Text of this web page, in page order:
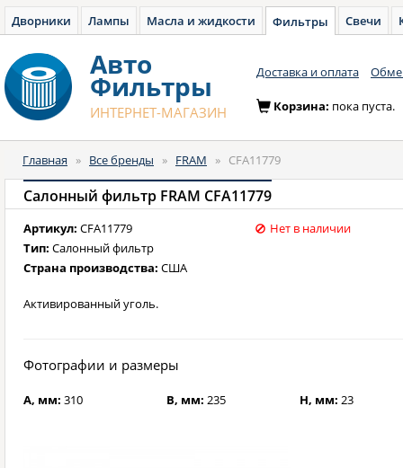
Дворники Лампы Масла и жидкости Фильтры Свечи
Авто
Фильтры
ИНТЕРНЕТ-МАГАЗИН
Доставка и оплата
Корзина: пока пуста.
Главная » Все бренды » FRAM » CFA11779
Салонный фильтр FRAM CFA11779
Артикул: CFA11779
Тип: Салонный фильтр
Страна производства: США
Нет в наличии
Активированный уголь.
Фотографии и размеры
A, мм: 310 B, мм: 235 H, мм:23